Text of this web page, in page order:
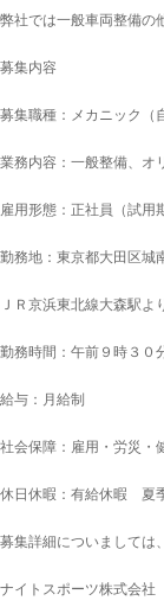
弊社では一般車両整備の
募集内容
募集職種：メカニック（
業務内容：一般整備、オ
雇用形態：正社員（試用
勤務地：東京都大田区城
ＪＲ京浜東北線大森駅
勤務時間：午前９時３０
給与：月給制
社会保障：雇用・労災
休日休暇：有給休暇
募集詳細についましては
ナイトスポーツ株式会